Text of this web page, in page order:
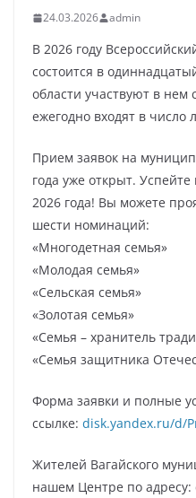
24.03.2026 admin
В 2026 году
состоится в
области участвуют в нем
ежегодно входят в число
Прием заявок на
года уже открыт.
2026 года! Вы можете
шести номинаций:
«Многодетная семья»
«Молодая семья»
«Сельская семья»
«Золотая семья»
«Семья – хранитель
«Семья защитника
Форма заявки и полные
ссылке: disk.yandex.ru/d/
Жителей Вагайского
нашем Центре по адресу: